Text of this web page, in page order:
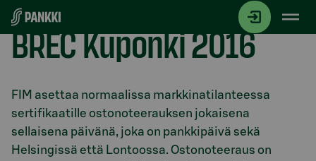
Siirry suoraan sisältöön
BREC Kuponki 2016
Osio otsikolla
FIM asettaa normaalissa markkinatilanteessa
sertifikaatille ostonoteerauksen jokaisena
sellaisena päivänä, joka on pankkipäivä sekä
Helsingissä että Lontoossa. Ostonoteeraus on